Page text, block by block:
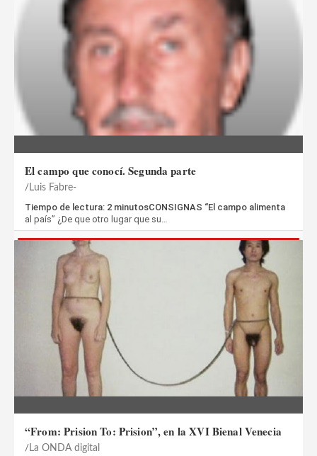
El campo que conocí. Segunda parte
Luis Fabre-
Tiempo de lectura: 2 minutosCONSIGNAS “El campo alimenta
al país” ¿De que otro lugar que su…
“From: Prision To: Prision”, en la XVI Bienal Venecia
La ONDA digital